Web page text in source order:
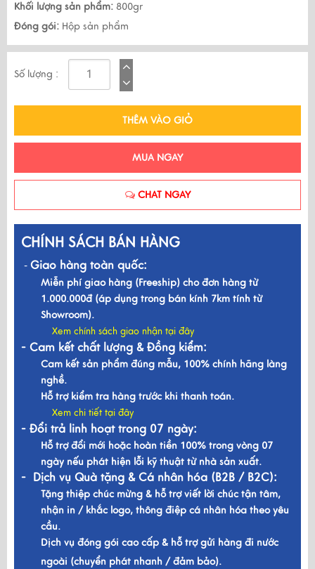
Khối lượng sản phẩm: 800gr
Đóng gói: Hộp sản phẩm
Số lượng :
THÊM VÀO GIỎ
MUA NGAY
CHAT NGAY
CHÍNH SÁCH BÁN HÀNG
- Giao hàng toàn quốc:
Miễn phí giao hàng (Freeship) cho đơn hàng từ
1.000.000đ (áp dụng trong bán kính 7km tính từ
Showroom).
Xem chính sách giao nhận tại đây
- Cam kết chất lượng & Đồng kiểm:
Cam kết sản phẩm đúng mẫu, 100% chính hãng làng
nghề.
Hỗ trợ kiểm tra hàng trước khi thanh toán.
Xem chi tiết tại đây
- Đổi trả linh hoạt trong 07 ngày:
Hỗ trợ đổi mới hoặc hoàn tiền 100% trong vòng 07
ngày nếu phát hiện lỗi kỹ thuật từ nhà sản xuất.
- Dịch vụ Quà tặng & Cá nhân hóa (B2B / B2C):
Tặng thiệp chúc mừng & hỗ trợ viết lời chúc tận tâm,
nhận in / khắc logo, thông điệp cá nhân hóa theo yêu
cầu.
Dịch vụ đóng gói cao cấp & hỗ trợ gửi hàng đi nước
ngoài (chuyển phát nhanh / đảm bảo).